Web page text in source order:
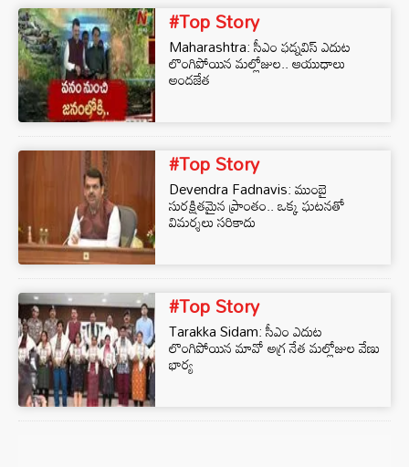
#Top Story
Maharashtra: సీఎం ఫడ్నవిస్ ఎదుట
లొంగిపోయిన మల్లోజుల.. ఆయుధాలు
అందజేత
#Top Story
Devendra Fadnavis: ముంబై
సురక్షితమైన ప్రాంతం.. ఒక్క ఘటనతో
విమర్శలు సరికాదు
#Top Story
Tarakka Sidam: సీఎం ఎదుట
లొంగిపోయిన మావో అగ్ర నేత మల్లోజుల వేణు
భార్య